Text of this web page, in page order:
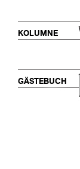
KOLUMNE
GÄSTEBUCH